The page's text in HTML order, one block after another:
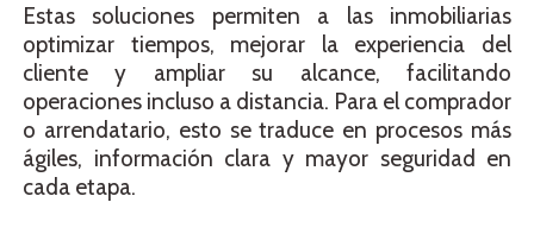
Estas soluciones permiten a las inmobiliarias
optimizar tiempos, mejorar la experiencia del
cliente y ampliar su alcance, facilitando
operaciones incluso a distancia. Para el comprador
o arrendatario, esto se traduce en procesos más
ágiles, información clara y mayor seguridad en
cada etapa.